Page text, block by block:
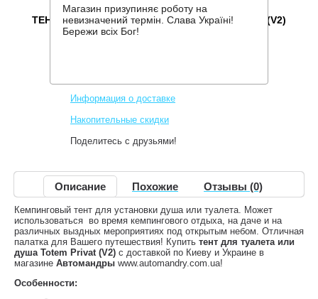
ТЕНТ ДЛЯ ТУАЛЕТА ИЛИ ДУША TOTEM PRIVAT (V2)
Информация о доставке
Накопительные скидки
Поделитесь с друзьями!
Описание Похожие Отзывы (0)
Кемпинговый тент для установки душа или туалета. Может
использоваться во время кемпингового отдыха, на даче и на
различных выздных мероприятиях под открытым небом. Отличная
палатка для Вашего путешествия! Купить тент для туалета или
душа Totem Privat (V2) с доставкой по Киеву и Украине в
магазине Автомандры www.automandry.com.ua!
Особенности:
Магазин призупиняє роботу на
невизначений термін. Слава Україні!
Бережи всіх Бог!